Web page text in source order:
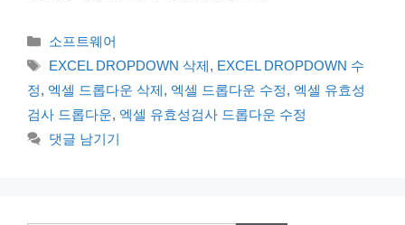
카
테
리
소프트웨어
태
그
EXCEL DROPDOWN 삭제, EXCEL DROPDOWN 수
정, 엑셀 드롭다운 삭제, 엑셀 드롭다운 수정, 엑셀 유효성
검사 드롭다운, 엑셀 유효성검사 드롭다운 수정
댓글 남기기